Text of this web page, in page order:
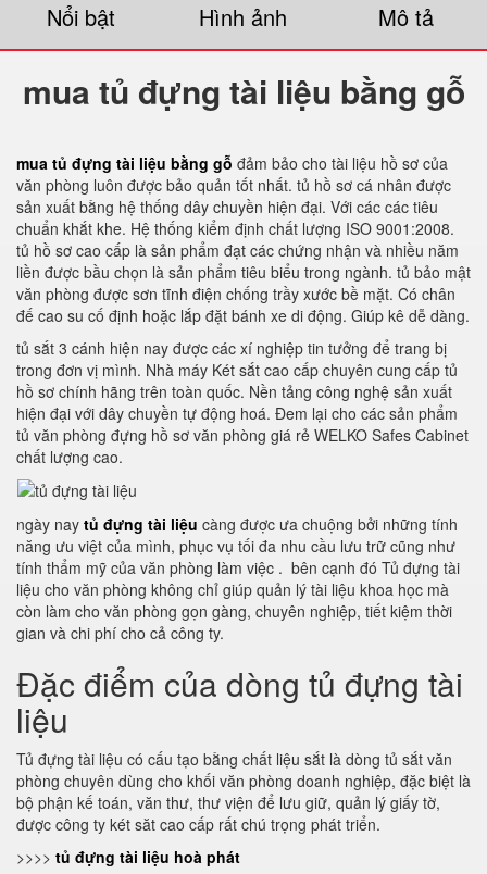
Nổi bật Hình ảnh Mô tả
mua tủ đựng tài liệu bằng gỗ
mua tủ đựng tài liệu bằng gỗ đảm bảo cho tài liệu hồ sơ của
văn phòng luôn được bảo quản tốt nhất. tủ hồ sơ cá nhân được
sản xuất bằng hệ thống dây chuyền hiện đại. Với các các tiêu
chuẩn khắt khe. Hệ thống kiểm định chất lượng ISO 9001:2008.
tủ hồ sơ cao cấp là sản phẩm đạt các chứng nhận và nhiều năm
liền được bầu chọn là sản phẩm tiêu biểu trong ngành. tủ bảo mật
văn phòng được sơn tĩnh điện chống trầy xước bề mặt. Có chân
đế cao su cố định hoặc lắp đặt bánh xe di động. Giúp kê dễ dàng.
tủ sắt 3 cánh hiện nay được các xí nghiệp tin tưởng để trang bị
trong đơn vị mình. Nhà máy Két sắt cao cấp chuyên cung cấp tủ
hồ sơ chính hãng trên toàn quốc. Nền tảng công nghệ sản xuất
hiện đại với dây chuyền tự động hoá. Đem lại cho các sản phẩm
tủ văn phòng đựng hồ sơ văn phòng giá rẻ WELKO Safes Cabinet
chất lượng cao.
ngày nay tủ đựng tài liệu càng được ưa chuộng bởi những tính
năng ưu việt của mình, phục vụ tối đa nhu cầu lưu trữ cũng như
tính thẩm mỹ của văn phòng làm việc . bên cạnh đó Tủ đựng tài
liệu cho văn phòng không chỉ giúp quản lý tài liệu khoa học mà
còn làm cho văn phòng gọn gàng, chuyên nghiệp, tiết kiệm thời
gian và chi phí cho cả công ty.
Đặc điểm của dòng tủ đựng tài
liệu
Tủ đựng tài liệu có cấu tạo bằng chất liệu sắt là dòng tủ sắt văn
phòng chuyên dùng cho khối văn phòng doanh nghiệp, đặc biệt là
bộ phận kế toán, văn thư, thư viện để lưu giữ, quản lý giấy tờ,
được công ty két săt cao cấp rất chú trọng phát triển.
>>>> tủ đựng tài liệu hoà phát